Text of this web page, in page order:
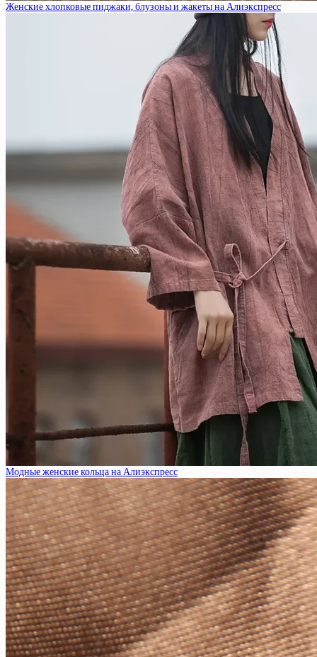
Женские хлопковые пиджаки, блузоны и жакеты на Алиэкспресс
Модные женские кольца на Алиэкспресс